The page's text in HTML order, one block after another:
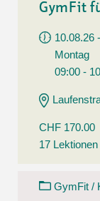
GymFit
10.08.26
Montag
09:00 -
CHF 170.00
17 Lektionen
GymFit /